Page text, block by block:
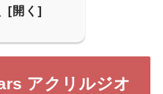
アクリルジオ